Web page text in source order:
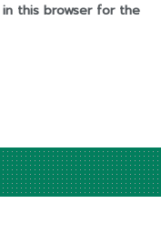
in this browser for the